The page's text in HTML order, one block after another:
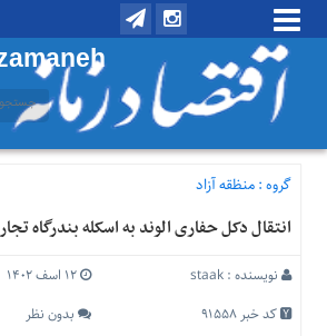
منوی
تماس
درباره
منوی
اصلی
گروه :منظقه آزاد
انتقال دکل حفاری الوند به اسکله بندرگاه
نویسنده :staak
۱۲ اسف ۱۴۰۲
کد خبر 91558
بدون نظر